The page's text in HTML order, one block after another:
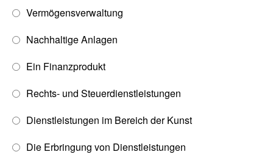
Vermögensverwaltung
Nachhaltige Anlagen
Ein Finanzprodukt
Rechts- und Steuerdienstleistungen
Dienstleistungen im Bereich der Kunst
Die Erbringung von Dienstleistungen